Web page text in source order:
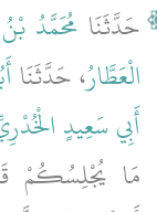
حَدَّثَنَا مُحَمَّدُ
الْعَطَّارُ، حَدَّثَنَا
أَبِي سَعِيدٍ
مَا يُجْلِسُكُمْ